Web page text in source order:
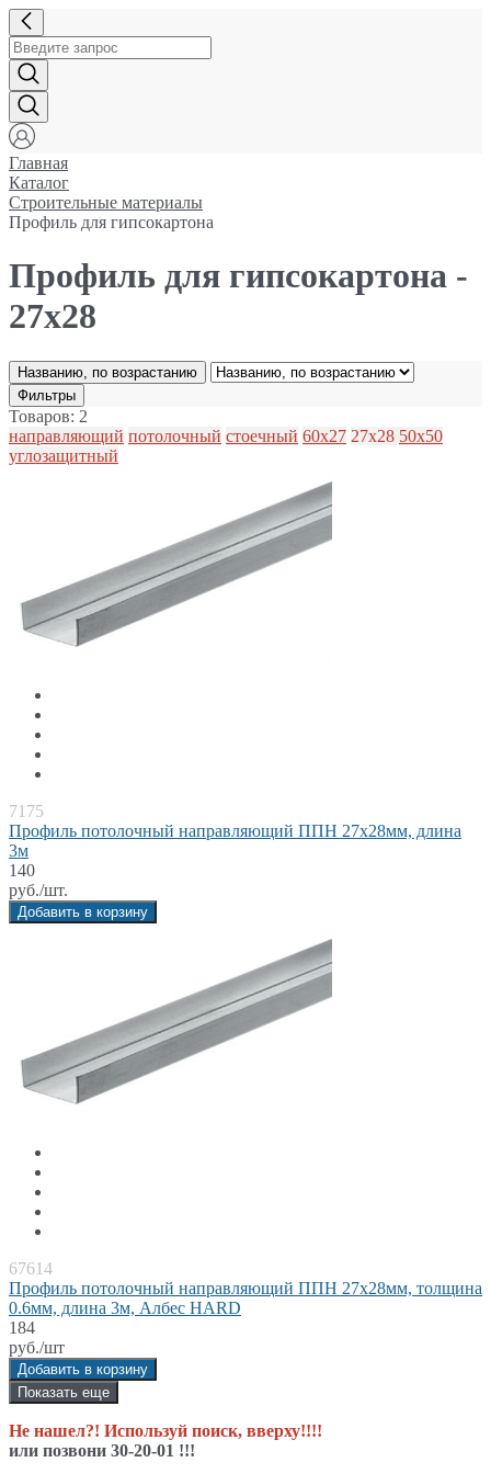
Главная
Каталог
Строительные материалы
Профиль для гипсокартона
Профиль для гипсокартона -
27x28
Названию, по возрастанию
Фильтры
Товаров: 2
направляющий потолочный стоечный 60x27 27x28 50x50
углозащитный
7175
Профиль потолочный направляющий ППН 27x28мм, длина
3м
140
руб./шт.
Добавить в корзину
67614
Профиль потолочный направляющий ППН 27x28мм, толщина
0.6мм, длина 3м, Албес HARD
184
руб./шт
Добавить в корзину
Показать еще
Не нашел?! Используй поиск, вверху!!!!
или позвони 30-20-01 !!!